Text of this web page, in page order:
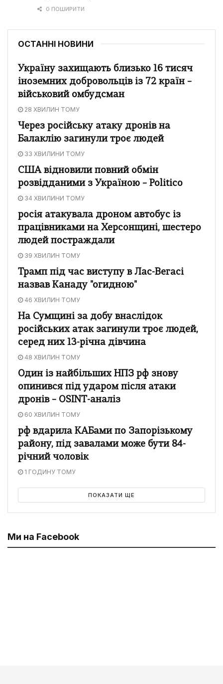
0 ПОШИРИТИ
ОСТАННІ НОВИНИ
Україну захищають близько 16 тисяч
іноземних добровольців із 72 країн –
військовий омбудсман
28 ХВИЛИН ТОМУ
Через російську атаку дронів на
Балаклію загинули троє людей
33 ХВИЛИНИ ТОМУ
США відновили повний обмін
розвідданими з Україною – Politico
34 ХВИЛИНИ ТОМУ
росія атакувала дроном автобус із
працівниками на Херсонщині, шестеро
людей постраждали
39 ХВИЛИН ТОМУ
Трамп під час виступу в Лас-Вегасі
назвав Канаду "огидною"
46 ХВИЛИН ТОМУ
На Сумщині за добу внаслідок
російських атак загинули троє людей,
серед них 13-річна дівчина
48 ХВИЛИН ТОМУ
Один із найбільших НПЗ рф знову
опинився під ударом після атаки
дронів – OSINT-аналіз
60 ХВИЛИН ТОМУ
рф вдарила КАБами по Запорізькому
району, під завалами може бути 84-
річний чоловік
1 ГОДИНУ ТОМУ
ПОКАЗАТИ ЩЕ
Ми на Facebook